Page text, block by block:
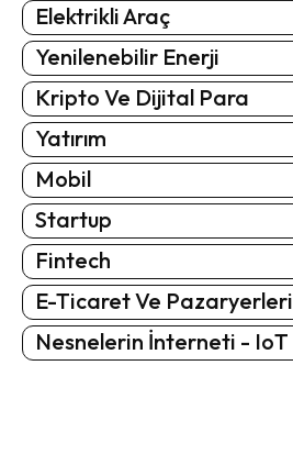
Elektrikli Araç
Yenilenebilir Enerji
Kripto Ve Dijital Para
Yatırım
Mobil
Startup
Fintech
E-Ticaret Ve Pazaryerleri
Nesnelerin İnterneti - IoT